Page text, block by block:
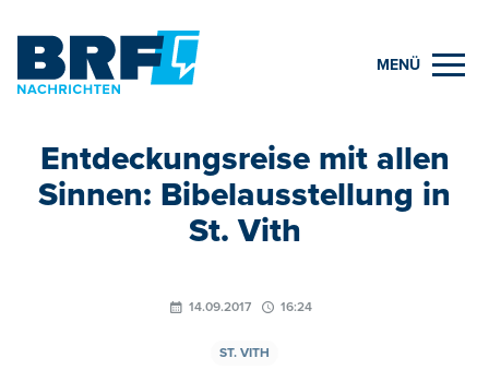
MENÜ
Entdeckungsreise mit allen
Sinnen: Bibelausstellung in
St. Vith
14.09.2017 16:24
ST. VITH